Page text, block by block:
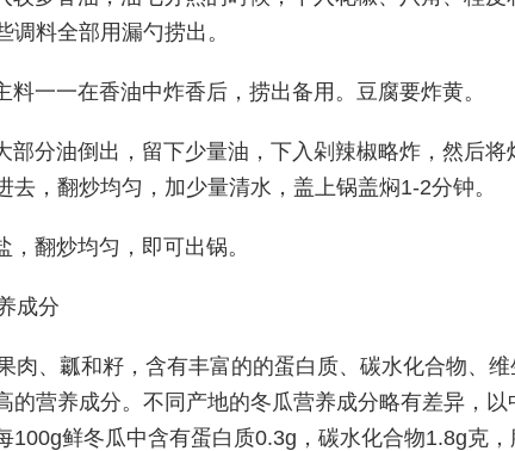
调料全部用漏勺捞出。
料一一在香油中炸香后，捞出备用。豆腐要炸黄。
部分油倒出，留下少量油，下入剁辣椒略炸，然后将
去，翻炒均匀，加少量清水，盖上锅盖焖1-2分钟。
，翻炒均匀，即可出锅。
成分
肉、瓤和籽，含有丰富的的蛋白质、碳水化合物、
的营养成分。不同产地的冬瓜营养成分略有差异，以
100g鲜冬瓜中含有蛋白质0.3g，碳水化合物1.8g克